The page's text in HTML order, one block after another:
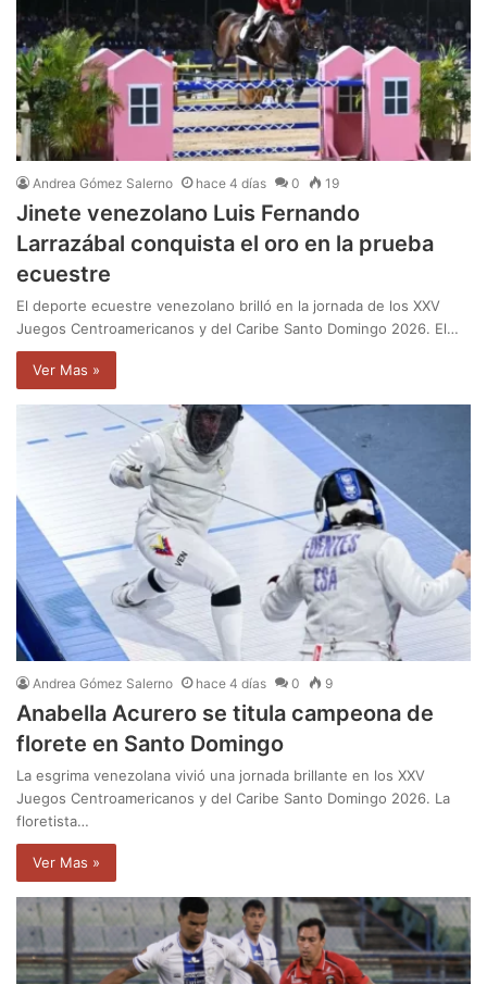
Andrea Gómez Salerno hace 4 días 0 19
Jinete venezolano Luis Fernando
Larrazábal conquista el oro en la prueba
ecuestre
El deporte ecuestre venezolano brilló en la jornada de los XXV
Juegos Centroamericanos y del Caribe Santo Domingo 2026. El…
Ver Mas »
Andrea Gómez Salerno hace 4 días 0 9
Anabella Acurero se titula campeona de
florete en Santo Domingo
La esgrima venezolana vivió una jornada brillante en los XXV
Juegos Centroamericanos y del Caribe Santo Domingo 2026. La
floretista…
Ver Mas »